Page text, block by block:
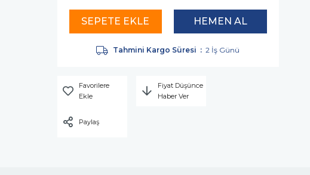
Tahmini Kargo Süresi : 2 İş Günü
Favorilere
Ekle
Fiyat Düşünce
Haber Ver
Paylaş